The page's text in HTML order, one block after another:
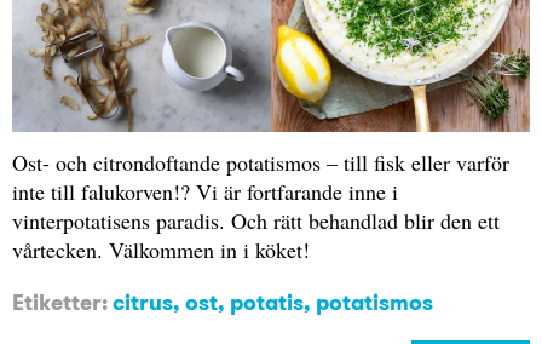
Ost- och citrondoftande potatismos – till fisk eller varför
inte till falukorven!? Vi är fortfarande inne i
vinterpotatisens paradis. Och rätt behandlad blir den ett
vårtecken. Välkommen in i köket!
Etiketter:citrus, ost, potatis, potatismos